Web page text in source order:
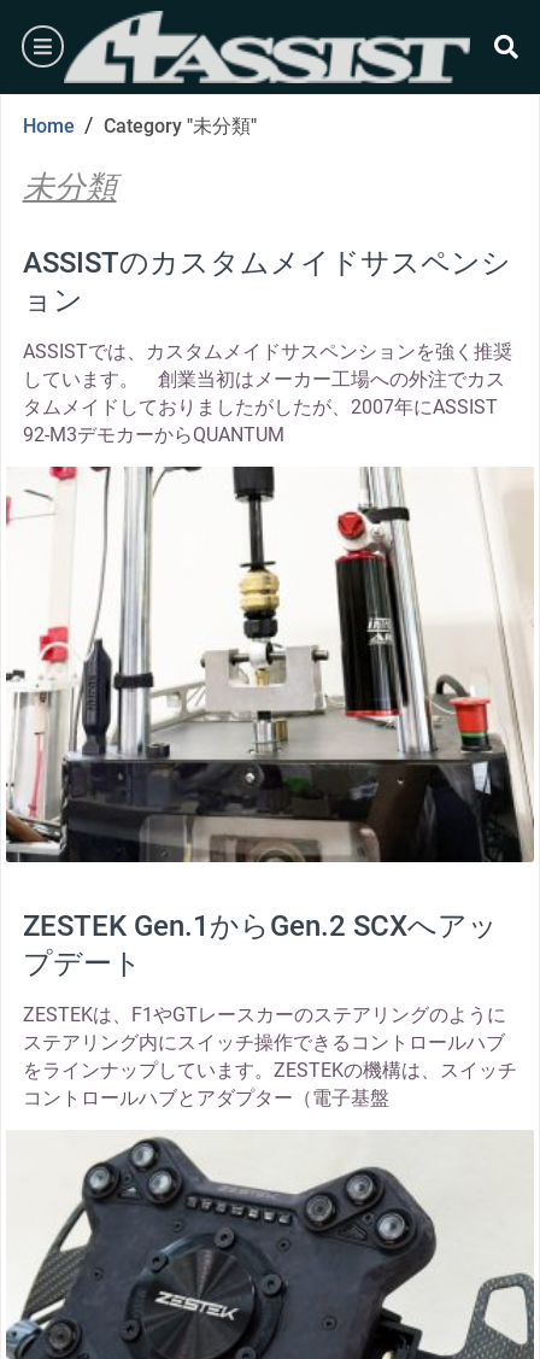
content
burger
Home / Category "未分類"
未分類
ASSISTのカスタムメイドサスペンシ
ョン
ASSISTでは、カスタムメイドサスペンションを強く推奨
しています。 創業当初はメーカー工場への外注でカス
タムメイドしておりましたがしたが、2007年にASSIST
92-M3デモカーからQUANTUM
thumbnail
ZESTEK Gen.1からGen.2 SCXへアッ
プデート
ZESTEKは、F1やGTレースカーのステアリングのように
ステアリング内にスイッチ操作できるコントロールハブ
をラインナップしています。ZESTEKの機構は、スイッチ
コントロールハブとアダプター（電子基盤